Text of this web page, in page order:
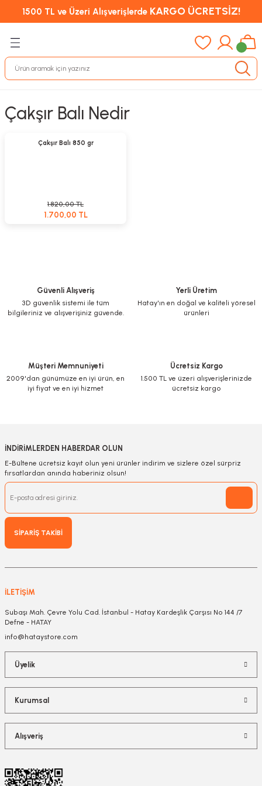
1500 TL ve Üzeri Alışverişlerde KARGO ÜCRETSİZ!
Çakşır Balı Nedir
Çakşır Balı 850 gr
1.820,00 TL
1.700,00 TL
Güvenli Alışveriş
3D güvenlik sistemi ile tüm
bilgileriniz ve alışverişiniz güvende.
Yerli Üretim
Hatay'ın en doğal ve kaliteli yöresel
ürünleri
Müşteri Memnuniyeti
2009'dan günümüze en iyi ürün, en
iyi fiyat ve en iyi hizmet
Ücretsiz Kargo
1.500 TL ve üzeri alışverişlerinizde
ücretsiz kargo
İNDİRİMLERDEN HABERDAR OLUN
E-Bültene ücretsiz kayıt olun yeni ürünler indirim ve sizlere özel sürpriz
fırsatlardan anında haberiniz olsun!
SİPARİŞ TAKİBİ
İLETİŞİM
Subaşı Mah. Çevre Yolu Cad. İstanbul - Hatay Kardeşlik Çarşısı No 144 /7
Defne - HATAY
info@hataystore.com
Üyelik
Kurumsal
Alışveriş